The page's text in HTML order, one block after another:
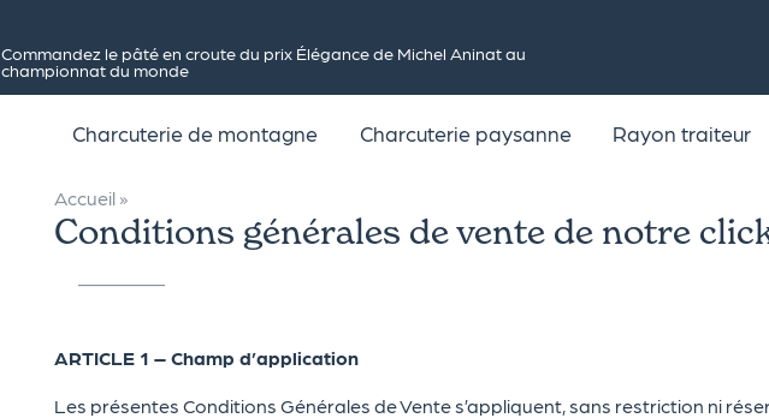
Commandez le pâté en croute du prix Élégance de Michel Aninat au
championnat du monde
Charcuterie de montagne Charcuterie paysanne Rayon traiteur
Accueil »
Conditions générales de vente de notre
ARTICLE 1 – Champ d’application
Les présentes Conditions Générales de Vente s’appliquent, sans restriction ni